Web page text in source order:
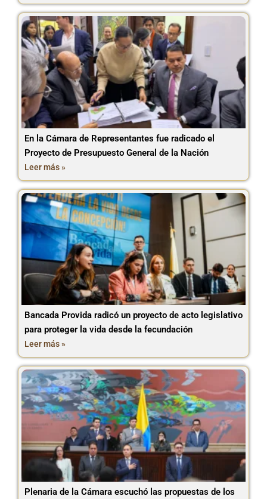
En la Cámara de Representantes fue radicado el
Proyecto de Presupuesto General de la Nación
Leer más »
Bancada Provida radicó un proyecto de acto legislativo
para proteger la vida desde la fecundación
Leer más »
Plenaria de la Cámara escuchó las propuestas de los